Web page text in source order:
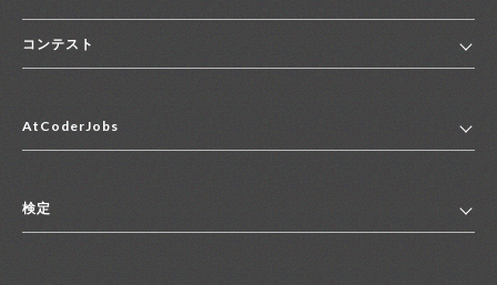
コンテスト
コンテスト一覧
便利リンク集
AtCoderJobs
2027年新卒採用求人一覧
検定